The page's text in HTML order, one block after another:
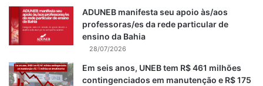
ADUNEB manifesta seu apoio às/aos
professoras/es da rede particular de
ensino da Bahia
28/07/2026
Em seis anos, UNEB tem R$ 461 milhões
contingenciados em manutenção e R$ 175